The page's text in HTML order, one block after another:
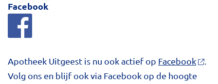
Facebook
Apotheek Uitgeest is nu ook actief op Facebook
Volg ons en blijf ook via Facebook op de hoogte